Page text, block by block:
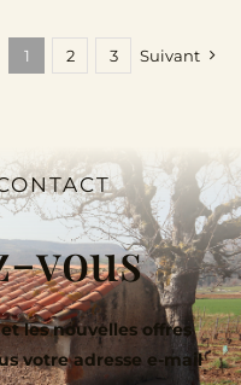
1 2 3 Suivant
vous
les nouvelles offres
votre adresse e-mail